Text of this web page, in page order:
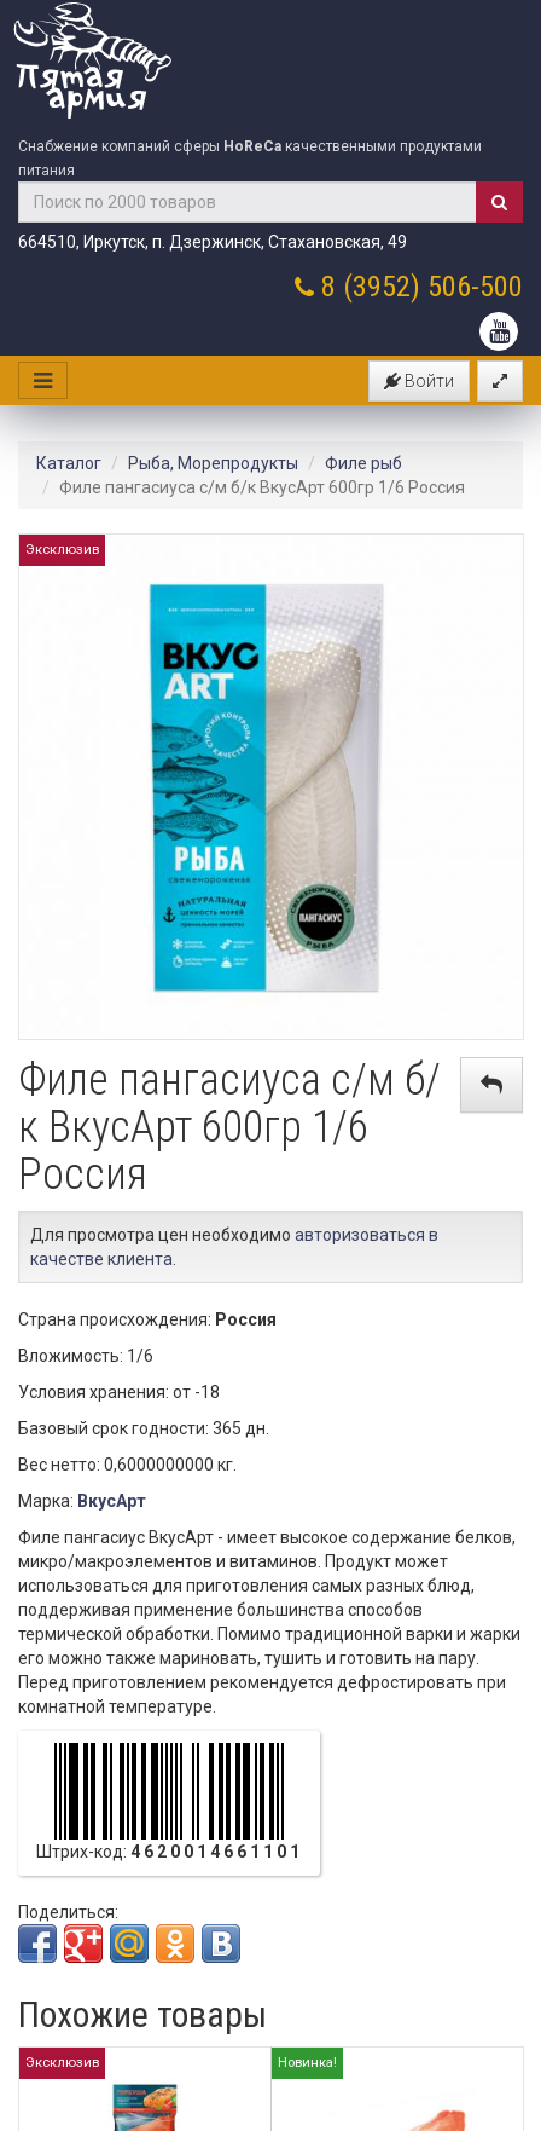
Снабжение компаний сферы HoReCa качественными продуктами
питания
664510, Иркутск, п. Дзержинск, Стахановская, 49
8 (3952) 506-500
Войти
Каталог Рыба, Морепродукты
Филе рыб
Филе пангасиуса с/м б/к ВкусАрт 600гр 1/6 Россия
Эксклюзив
Филе пангасиуса с/м б/
к ВкусАрт 600гр 1/6
Россия
Для просмотра цен необходимо авторизоваться в
качестве клиента
Страна происхождения: Россия
Вложимость: 1/6
Условия хранения: от -18
Базовый срок годности: 365 дн.
Вес нетто: 0,6000000000 кг.
Марка: ВкусАрт
Филе пангасиус ВкусАрт - имеет высокое содержание белков,
микро/макроэлементов и витаминов. Продукт может
использоваться для приготовления самых разных блюд,
поддерживая применение большинства способов
термической обработки. Помимо традиционной варки и жарки
его можно также мариновать, тушить и готовить на пару.
Перед приготовлением рекомендуется дефростировать при
комнатной температуре.
Штрих-код: 4620014661101
Поделиться:
Похожие товары
Эксклюзив Новинка!